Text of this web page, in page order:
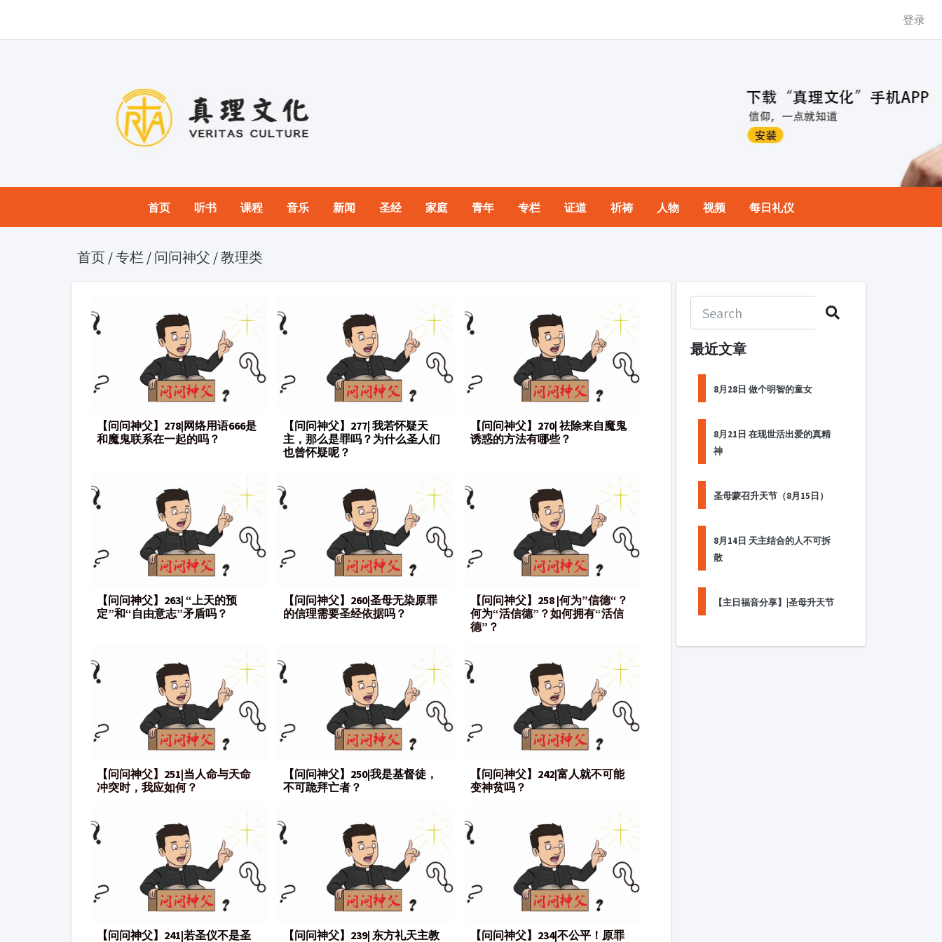
登录
首页 听书 课程 音乐 新闻 圣经 家庭 青年 专栏 证道 祈祷 人物 视频 每日礼仪
首页 /专栏 / 问问神父 /教理类
【问问神父】278|网络用语666是
和魔鬼联系在一起的吗？
【问问神父】277| 我若怀疑天
主，那么是罪吗？为什么圣人们
也曾怀疑呢？
【问问神父】270| 祛除来自魔鬼
诱惑的方法有哪些？
【问问神父】263| “上天的预
定”和“自由意志”矛盾吗？
【问问神父】260|圣母无染原罪
的信理需要圣经依据吗？
【问问神父】258 |何为”信德“？
何为“活信德”？如何拥有“活信
德”？
【问问神父】251|当人命与天命
冲突时，我应如何？
【问问神父】250|我是基督徒，
不可跪拜亡者？
【问问神父】242|富人就不可能
变神贫吗？
【问问神父】241|若圣仪不是圣
【问问神父】239| 东方礼天主教
【问问神父】234|不公平！原罪
最近文章
8月28日 做个明智的童女
8月21日 在现世活出爱的真精
神
圣母蒙召升天节（8月15日）
8月14日 天主结合的人不可拆
散
【主日福音分享】|圣母升天节